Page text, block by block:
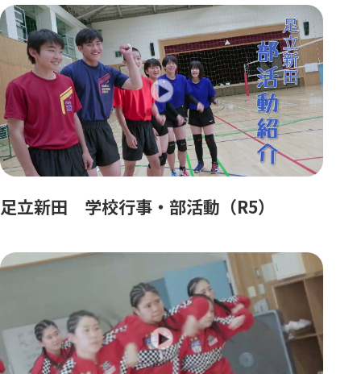
足立新田 学校行事・部活動（R5）